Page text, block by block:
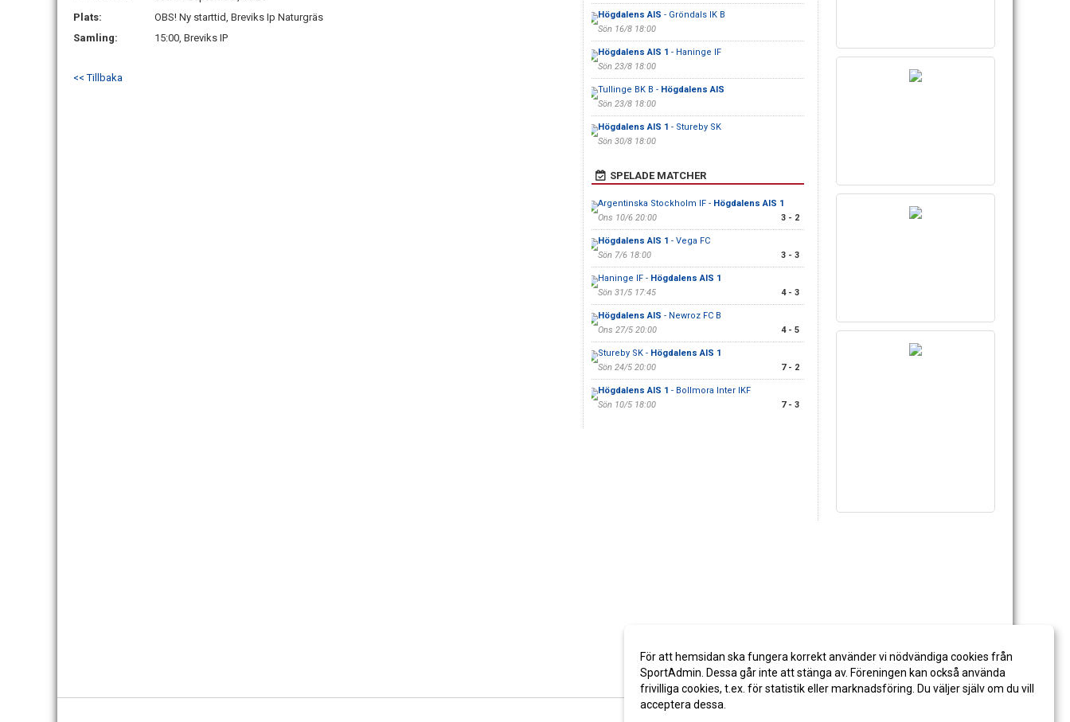
Plats:
OBS! Ny starttid, Breviks Ip Naturgräs
Samling:
15:00, Breviks IP
<< Tillbaka
Högdalens AIS - Gröndals IK B
Sön 16/8 18:00
Högdalens AIS 1 - Haninge IF
Sön 23/8 18:00
Tullinge BK B - Högdalens AIS
Sön 23/8 18:00
Högdalens AIS 1 - Stureby SK
Sön 30/8 18:00
SPELADE MATCHER
Argentinska Stockholm IF - Högdalens AIS 1
Ons 10/6 20:00
3 - 2
Högdalens AIS 1 - Vega FC
Sön 7/6 18:00
3 - 3
Haninge IF - Högdalens AIS 1
Sön 31/5 17:45
4 - 3
Högdalens AIS - Newroz FC B
Ons 27/5 20:00
4 - 5
Stureby SK - Högdalens AIS 1
Sön 24/5 20:00
7 - 2
Högdalens AIS 1 - Bollmora Inter IKF
Sön 10/5 18:00
7 - 3
För att hemsidan ska fungera korrekt använder vi nödvändiga cookies från
SportAdmin. Dessa går inte att stänga av. Föreningen kan också använda
frivilliga cookies, t.ex. för statistik eller marknadsföring. Du väljer själv om du vill
acceptera dessa.